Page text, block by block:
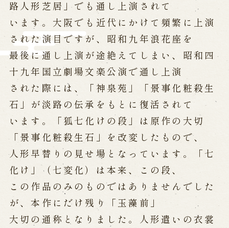
路人形芝居」でも通し上演されて
います。大阪でも近代にかけて頻繁に上演
された演目ですが、昭和九年浪花座を
最後に通し上演が途絶えてしまい、昭和四
十九年国立劇場文楽公演で通し上演
された際には、「神泉苑」「景事化粧殺生
石」が淡路の伝承をもとに復活されて
います。「狐七化けの段」は原作の大切
「景事化粧殺生石」を改変したもので、
人形早替りの見せ場となっています。「七
化け」（七変化）は本来、この段、
この作品のみのものではありませんでした
が、本作にだけ残り「玉藻前」
大切の通称となりました。人形遣いの衣裳